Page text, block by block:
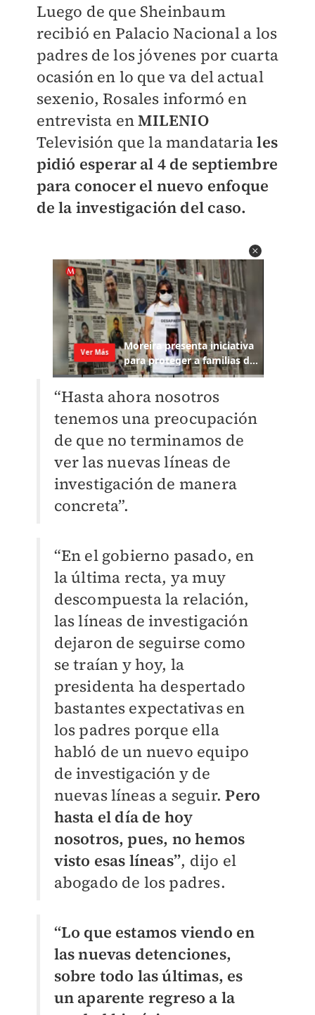
Luego de que Sheinbaum
recibió en Palacio Nacional a los
padres de los jóvenes por cuarta
ocasión en lo que va del actual
sexenio, Rosales informó en
entrevista enMILENIO
Televisión que la mandatariales
pidió esperar al 4 de septiembre
para conocer el nuevo enfoque
de la investigación del caso.
“Hasta ahora nosotros
tenemos una preocupación
de que no terminamos de
ver las nuevas líneas de
investigación de manera
concreta”.
“En el gobierno pasado, en
la última recta, ya muy
descompuesta la relación,
las líneas de investigación
dejaron de seguirse como
se traían y hoy, la
presidenta ha despertado
bastantes expectativas en
los padres porque ella
habló de un nuevo equipo
de investigación y de
nuevas líneas a seguir.Pero
hasta el día de hoy
nosotros, pues, no hemos
visto esas líneas”, dijo el
abogado de los padres.
“Lo que estamos viendo en
las nuevas detenciones,
sobre todo las últimas, es
un aparente regreso a la